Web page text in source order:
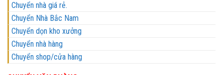
Chuyển nhà giá rẻ.
Chuyển Nhà Bắc Nam
Chuyển dọn kho xưởng
Chuyển nhà hàng
Chuyển shop/cửa hàng